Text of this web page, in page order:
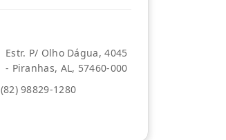
Estr. P/ Olho Dágua, 4045
- Piranhas, AL, 57460-000
(82) 98829-1280